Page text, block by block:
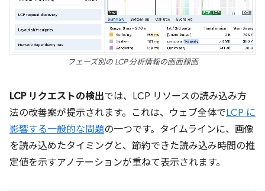
フェーズ別の LCP 分析情報の画面録画
LCP リクエストの検出では、LCP リソースの読み込み方
法の改善案が提示されます。これは、ウェブ全体でLCP に
影響する一般的な問題の一つです。タイムラインに、画像
を読み込めたタイミングと、節約できた読み込み時間の推
定値を示すアノテーションが重ねて表示されます。